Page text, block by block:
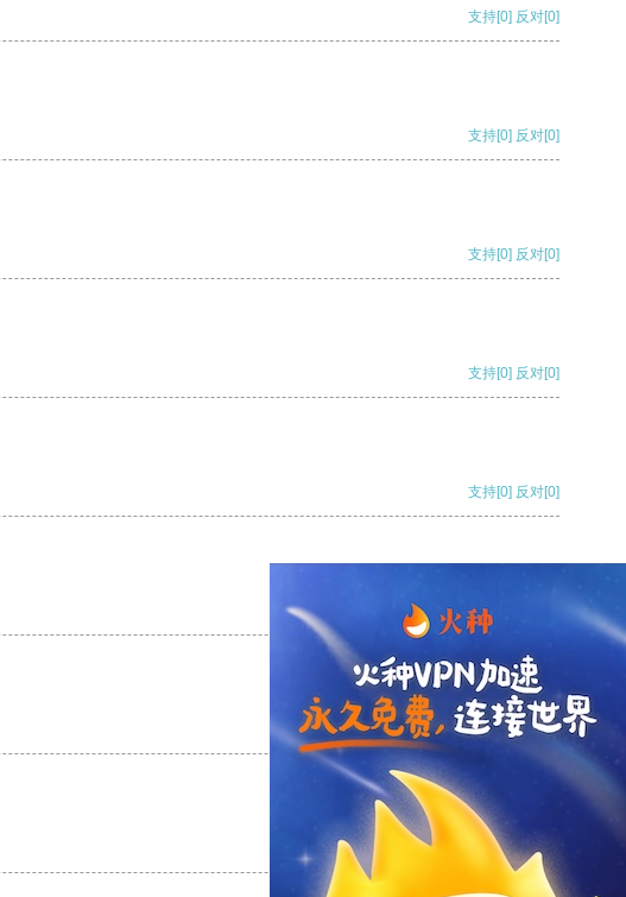
支持[0] 反对[0]
支持[0] 反对[0]
支持[0] 反对[0]
支持[0] 反对[0]
支持[0] 反对[0]
支持
支持[0] 反对[0]
支持[0] 反对[0]